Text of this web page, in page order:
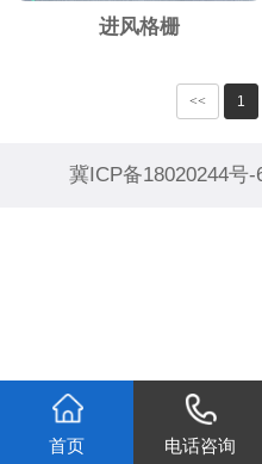
进风格栅
<< 1
冀ICP备18020244号-
首页 电话咨询